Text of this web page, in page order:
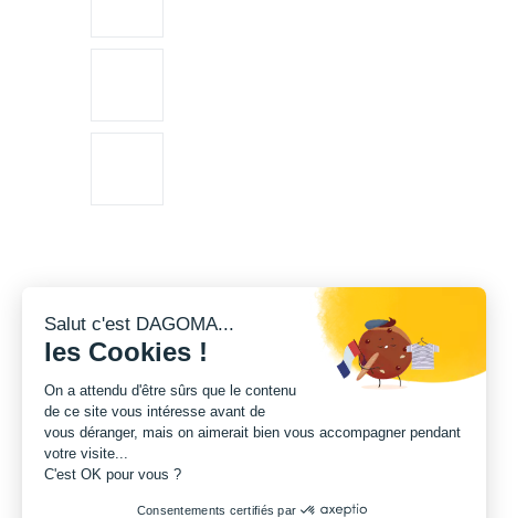
Salut c'est DAGOMA...
les Cookies !
On a attendu d'être sûrs que le contenu
de ce site vous intéresse avant de
vous déranger, mais on aimerait bien vous accompagner pendant
votre visite...
C'est OK pour vous ?
Consentements certifiés par